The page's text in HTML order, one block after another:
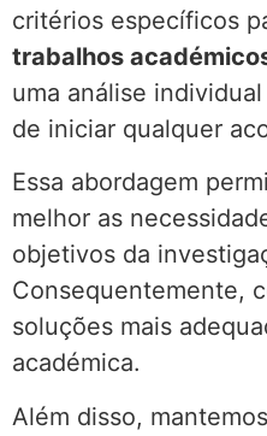
critérios específicos
trabalhos
uma análise
de iniciar qualquer
Essa abordagem
melhor as
objetivos da
Consequentemente,
soluções mais
académica.
Além disso,